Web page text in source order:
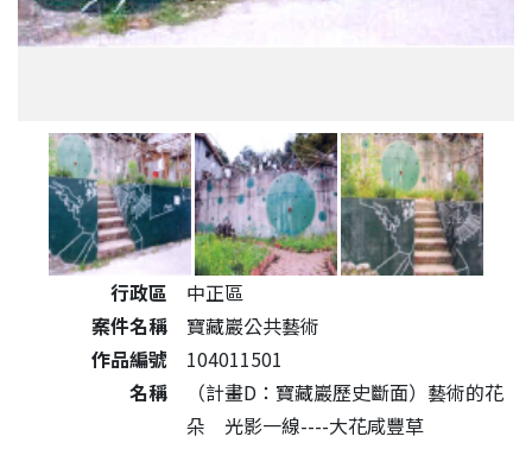
公共藝術作品詳細資料
行政區
中正區
案件名稱
寶藏巖公共藝術
作品編號
104011501
名稱
（計畫D：寶藏巖歷史斷面）藝術的花
朵 光影一線----大花咸豐草